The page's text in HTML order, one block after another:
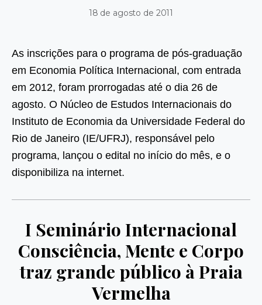
18 de agosto de 2011
As inscrições para o programa de pós-graduação
em Economia Política Internacional, com entrada
em 2012, foram prorrogadas até o dia 26 de
agosto. O Núcleo de Estudos Internacionais do
Instituto de Economia da Universidade Federal do
Rio de Janeiro (IE/UFRJ), responsável pelo
programa, lançou o edital no início do mês, e o
disponibiliza na internet.
I Seminário Internacional
Consciência, Mente e Corpo
traz grande público à Praia
Vermelha